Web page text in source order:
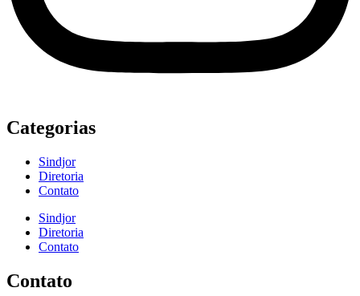
Categorias
Sindjor
Diretoria
Contato
Sindjor
Diretoria
Contato
Contato